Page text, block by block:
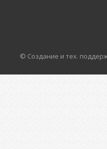
© Создание и тех.